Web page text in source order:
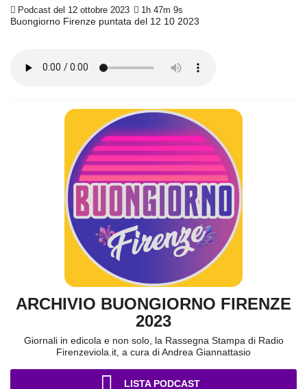
Podcast del 12 ottobre 2023 1h 47m 9s
Buongiorno Firenze puntata del 12 10 2023
ARCHIVIO BUONGIORNO FIRENZE
2023
Giornali in edicola e non solo, la Rassegna Stampa di Radio
Firenzeviola.it, a cura di Andrea Giannattasio
LISTA PODCAST